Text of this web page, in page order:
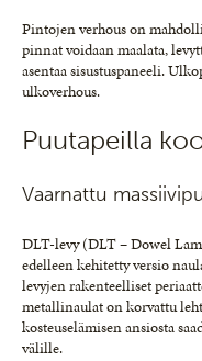
Pintojen verhous on
pinnat voidaan maalata,
asentaa sisustuspaneeli.
ulkoverhous.
Puutapeilla
Vaarnattu
DLT-levy (DLT – Dowel
edelleen kehitetty versio
levyjen rakenteelliset
metallinaulat on korvattu
kosteuselämisen ansiosta
välille.